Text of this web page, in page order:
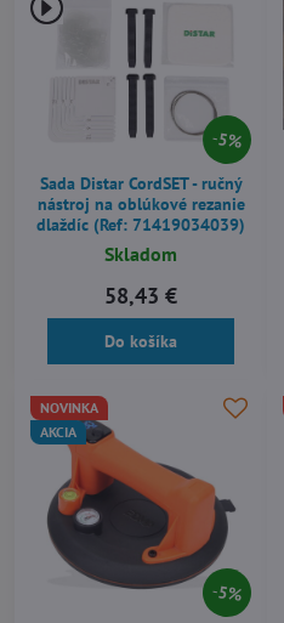
5%
Sada Distar CordSET - ručný
nástroj na oblúkové rezanie
dlaždíc (Ref: 71419034039)
Skladom
58,43 €
Do košíka
5%
NOVINKA
AKCIA